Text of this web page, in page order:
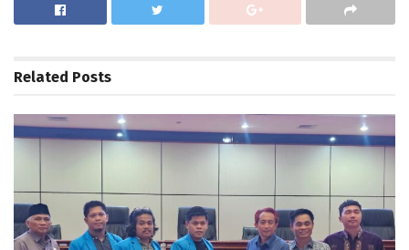
Related Posts